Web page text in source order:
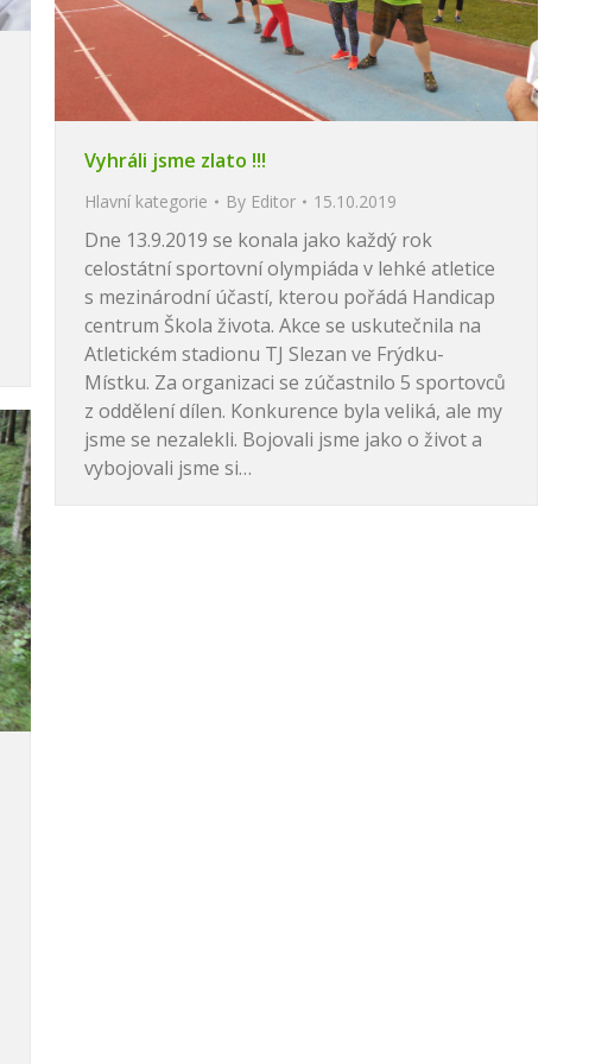
Vyhráli jsme zlato !!!
Hlavní kategorie By Editor 15.10.2019
Dne 13.9.2019 se konala jako každý rok
celostátní sportovní olympiáda v lehké atletice
s mezinárodní účastí, kterou pořádá Handicap
centrum Škola života. Akce se uskutečnila na
Atletickém stadionu TJ Slezan ve Frýdku-
Místku. Za organizaci se zúčastnilo 5 sportovců
z oddělení dílen. Konkurence byla veliká, ale my
jsme se nezalekli. Bojovali jsme jako o život a
vybojovali jsme si…